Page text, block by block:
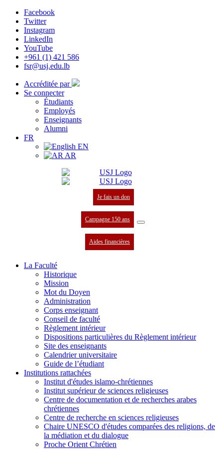
Facebook
Twitter
Instagram
LinkedIn
YouTube
+961 (1) 421 586
fsr@usj.edu.lb
Accréditée par
Se connecter
Étudiants
Employés
Enseignants
Alumni
FR
EN
AR
Je fais un don
Campagne 150 ans
Aides financières
La Faculté
Historique
Mission
Mot du Doyen
Administration
Corps enseignant
Conseil de faculté
Règlement intérieur
Dispositions particulières du Règlement intérieur
Site des enseignants
Calendrier universitaire
Guide de l’étudiant
Institutions rattachées
Institut d'études islamo-chrétiennes
Institut supérieur de sciences religieuses
Centre de documentation et de recherches arabes
chrétiennes
Centre de recherche en sciences religieuses
Chaire UNESCO d'études comparées des religions, de
la médiation et du dialogue
Proche Orient Chrétien